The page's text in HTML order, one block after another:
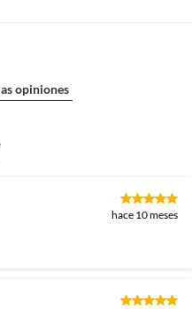
opiniones
hace 10 meses